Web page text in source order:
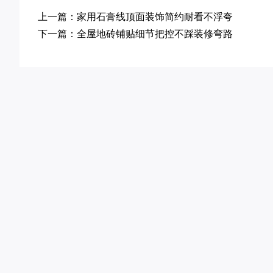
上一篇：家用石膏线顶面装饰简约耐看不浮夸
下一篇：全屋地砖铺贴细节把控不踩装修弯路